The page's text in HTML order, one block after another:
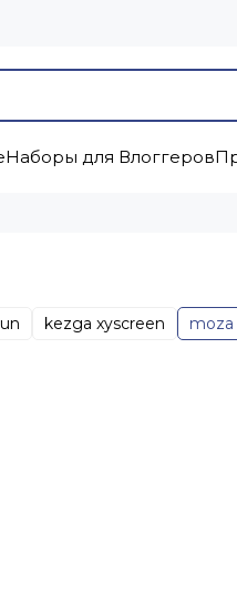
Наборы для Влоггеров
kezga xyscreen moza